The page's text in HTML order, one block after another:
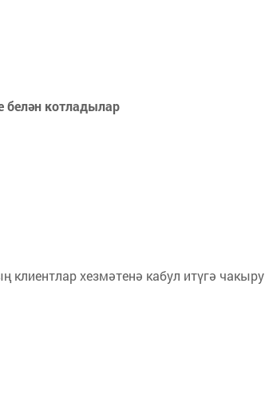
белән котладылар
хезмәтенә кабул итүгә чакыру